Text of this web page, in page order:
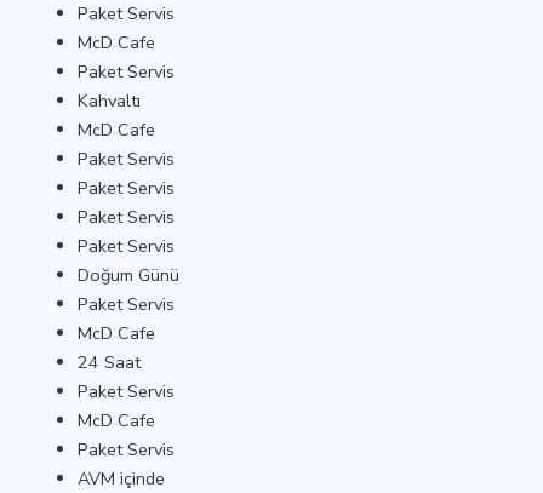
Paket Servis
McD Cafe
Paket Servis
Kahvaltı
McD Cafe
Paket Servis
Paket Servis
Paket Servis
Paket Servis
Doğum Günü
Paket Servis
McD Cafe
24 Saat
Paket Servis
McD Cafe
Paket Servis
AVM içinde